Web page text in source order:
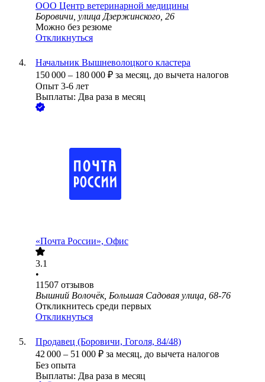
ООО Центр ветеринарной медицины
Боровичи, улица Дзержинского, 26
Можно без резюме
Откликнуться
Начальник Вышневолоцкого кластера
150 000 – 180 000 ₽ за месяц, до вычета налогов
Опыт 3-6 лет
Выплаты: Два раза в месяц
«Почта России», Офис
3.1
•
11507 отзывов
Вышний Волочёк, Большая Садовая улица, 68-76
Откликнитесь среди первых
Откликнуться
Продавец (Боровичи, Гоголя, 84/48)
42 000 – 51 000 ₽ за месяц, до вычета налогов
Без опыта
Выплаты: Два раза в месяц